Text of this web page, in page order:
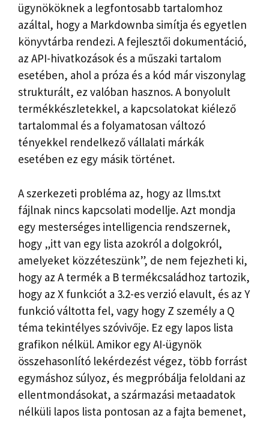
ügynököknek a legfontosabb tartalomhoz
azáltal, hogy a Markdownba simítja és egyetlen
könyvtárba rendezi. A fejlesztői dokumentáció,
az API-hivatkozások és a műszaki tartalom
esetében, ahol a próza és a kód már viszonylag
strukturált, ez valóban hasznos. A bonyolult
termékkészletekkel, a kapcsolatokat kiélező
tartalommal és a folyamatosan változó
tényekkel rendelkező vállalati márkák
esetében ez egy másik történet.
A szerkezeti probléma az, hogy az llms.txt
fájlnak nincs kapcsolati modellje. Azt mondja
egy mesterséges intelligencia rendszernek,
hogy „itt van egy lista azokról a dolgokról,
amelyeket közzéteszünk”, de nem fejezheti ki,
hogy az A termék a B termékcsaládhoz tartozik,
hogy az X funkciót a 3.2-es verzió elavult, és az Y
funkció váltotta fel, vagy hogy Z személy a Q
téma tekintélyes szóvivője. Ez egy lapos lista
grafikon nélkül. Amikor egy AI-ügynök
összehasonlító lekérdezést végez, több forrást
egymáshoz súlyoz, és megpróbálja feloldani az
ellentmondásokat, a származási metaadatok
nélküli lapos lista pontosan az a fajta bemenet,